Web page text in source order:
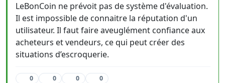
LeBonCoin ne prévoit pas de système d'évaluation.
Il est impossible de connaitre la réputation d'un
utilisateur. Il faut faire aveuglément confiance aux
acheteurs et vendeurs, ce qui peut créer des
situations d’escroquerie.
0 0 0 0